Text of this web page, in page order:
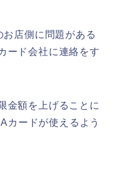
店側に問題がある
ード会社に連絡をす
金額を上げることに
カードが使えるよう